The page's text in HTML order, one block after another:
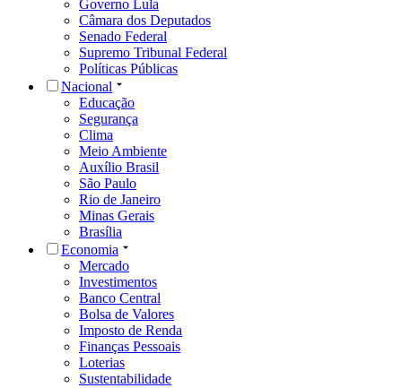
Governo Lula
Câmara dos Deputados
Senado Federal
Supremo Tribunal Federal
Políticas Públicas
Nacional
Educação
Segurança
Clima
Meio Ambiente
Auxílio Brasil
São Paulo
Rio de Janeiro
Minas Gerais
Brasília
Economia
Mercado
Investimentos
Banco Central
Bolsa de Valores
Imposto de Renda
Finanças Pessoais
Loterias
Sustentabilidade